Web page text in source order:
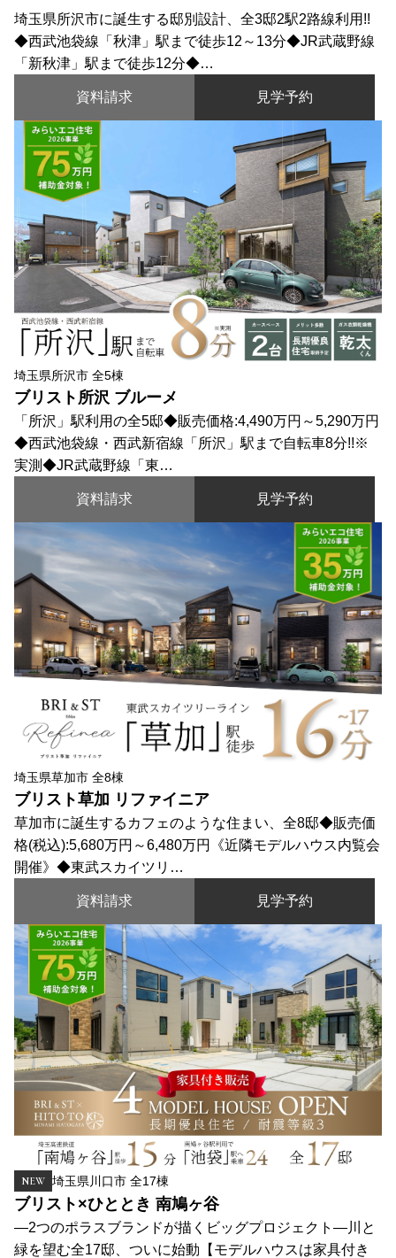
埼玉県所沢市に誕生する邸別設計、全3邸2駅2路線利用!!
◆西武池袋線「秋津」駅まで徒歩12～13分◆JR武蔵野線
「新秋津」駅まで徒歩12分◆…
資料請求 見学予約
埼玉県所沢市 全5棟
ブリスト所沢 ブルーメ
「所沢」駅利用の全5邸◆販売価格:4,490万円～5,290万円
◆西武池袋線・西武新宿線「所沢」駅まで自転車8分!!※
実測◆JR武蔵野線「東…
資料請求 見学予約
埼玉県草加市 全8棟
ブリスト草加 リファイニア
草加市に誕生するカフェのような住まい、全8邸◆販売価
格(税込):5,680万円～6,480万円《近隣モデルハウス内覧会
開催》◆東武スカイツリ…
資料請求 見学予約
NEW 埼玉県川口市 全17棟
ブリスト×ひととき 南鳩ヶ谷
―2つのポラスブランドが描くビッグプロジェクト―川と
緑を望む全17邸、ついに始動【モデルハウスは家具付き